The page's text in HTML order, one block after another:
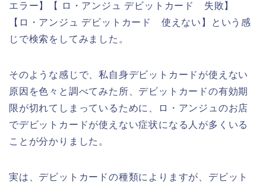
エラー】【 ロ・アンジュ デビットカード 失敗】
【ロ・アンジュ デビットカード 使えない】という感
じで検索をしてみました。
そのような感じで、私自身デビットカードが使えない
原因を色々と調べてみた所、デビットカードの有効期
限が切れてしまっているために、ロ・アンジュのお店
でデビットカードが使えない症状になる人が多くいる
ことが分かりました。
実は、デビットカードの種類によりますが、デビット